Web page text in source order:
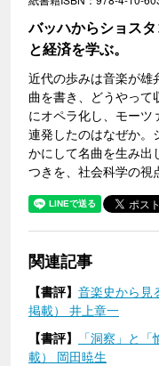
バッハからショス
と経済を学ぶ。
近代の歩みは音楽が雄
曲を書き、どうやって
にオペラ化し、モーツ
連発したのはなぜか。
かにして名曲を生み出
つきを、社会科学の視
関連記事
【書評】 音楽史から見
掲載） 井上章一
【書評】
「洞察」と
載） 岡田暁生